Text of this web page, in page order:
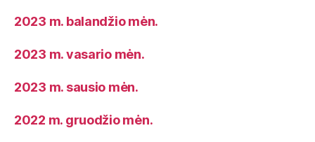
2023 m. balandžio mėn.
2023 m. vasario mėn.
2023 m. sausio mėn.
2022 m. gruodžio mėn.